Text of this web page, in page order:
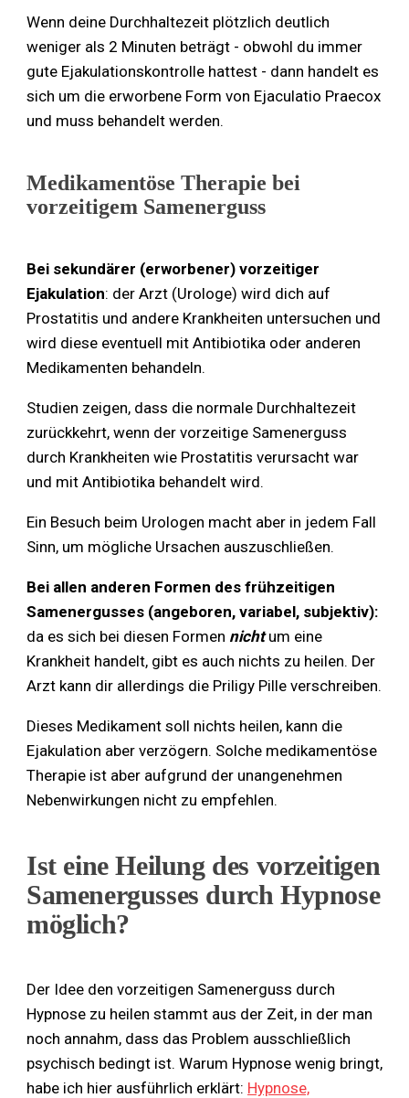
Wenn deine Durchhaltezeit plötzlich deutlich
weniger als 2 Minuten beträgt - obwohl du immer
gute Ejakulationskontrolle hattest - dann handelt es
sich um die erworbene Form von Ejaculatio Praecox
und muss behandelt werden.
Medikamentöse Therapie bei
vorzeitigem Samenerguss
Bei sekundärer (erworbener) vorzeitiger
Ejakulation: der Arzt (Urologe) wird dich auf
Prostatitis und andere Krankheiten untersuchen und
wird diese eventuell mit Antibiotika oder anderen
Medikamenten behandeln.
Studien zeigen, dass die normale Durchhaltezeit
zurückkehrt, wenn der vorzeitige Samenerguss
durch Krankheiten wie Prostatitis verursacht war
und mit Antibiotika behandelt wird.
Ein Besuch beim Urologen macht aber in jedem Fall
Sinn, um mögliche Ursachen auszuschließen.
Bei allen anderen Formen des frühzeitigen
Samenergusses (angeboren, variabel, subjektiv):
da es sich bei diesen Formen nichtum eine
Krankheit handelt, gibt es auch nichts zu heilen. Der
Arzt kann dir allerdings die Priligy Pille verschreiben.
Dieses Medikament soll nichts heilen, kann die
Ejakulation aber verzögern. Solche medikamentöse
Therapie ist aber aufgrund der unangenehmen
Nebenwirkungen nicht zu empfehlen.
Ist eine Heilung des vorzeitigen
Samenergusses durch Hypnose
möglich?
Der Idee den vorzeitigen Samenerguss durch
Hypnose zu heilen stammt aus der Zeit, in der man
noch annahm, dass das Problem ausschließlich
psychisch bedingt ist. Warum Hypnose wenig bringt,
habe ich hier ausführlich erklärt: Hypnose,